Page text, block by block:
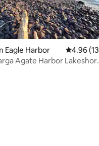
5, 184 ulasan
Eagle Harbor
4.96
Agate Harbor